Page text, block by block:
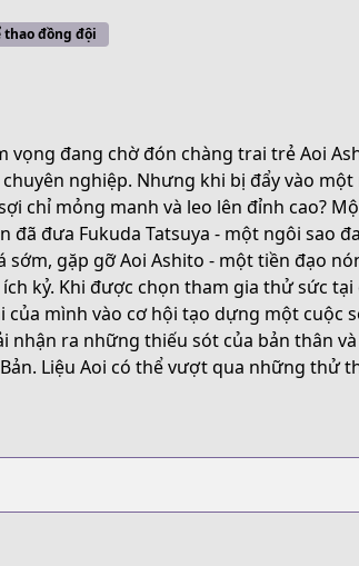
thao đồng đội
vọng đang chờ đón chàng trai trẻ Aoi
nghiệp. Nhưng khi bị đẩy vào
chỉ mỏng manh và leo lên đỉnh cao?
đã đưa Fukuda Tatsuya - một ngôi sao
gặp gỡ Aoi Ashito - một tiền đạo
kỷ. Khi được chọn tham gia thử sức tại
của mình vào cơ hội tạo dựng một cuộc
nhận ra những thiếu sót của bản thân
Liệu Aoi có thể vượt qua những thử